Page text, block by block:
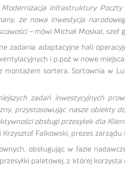
infrastruktury
że nowa inwestycja
–mówi Michał Moskal, szef
zadania adaptacyjne hali
i p.poż w nowe
sortera. Sortownia w
zadań inwestycyjnych
przystosowując nasze obiekty
obsługi przesyłek dla
Falkowski, prezes zarządu
obsługując w fazie
paletowej, z której